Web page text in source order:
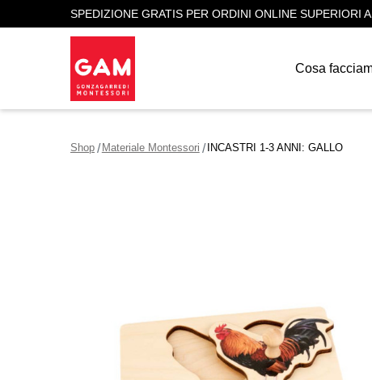
SPEDIZIONE GRATIS PER ORDINI ONLINE SUPERIORI
Cosa
Shop Materiale Montessori INCASTRI 1-3 ANNI: GALLO